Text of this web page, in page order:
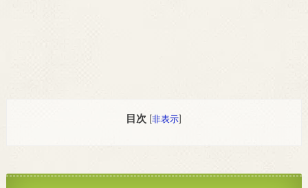
目次 [非表示